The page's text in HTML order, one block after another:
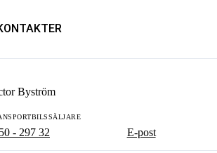
Byström
- 297 32 E-post